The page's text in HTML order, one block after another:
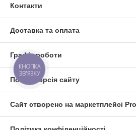
Контакти
Доставка та оплата
Графік роботи
Повна версія сайту
Сайт створено на маркетплейсі
КНОПКА
ЗВ'ЯЗКУ